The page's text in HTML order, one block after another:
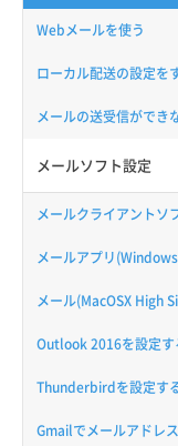
Webメールを使う
ローカル配送の設定を
メールの送受信ができ
メールソフト設定
メールクライアントソ
メールアプリ
メール(MacOSX High
Outlook 2016を設定す
Thunderbirdを設定す
Gmailでメールアドレ